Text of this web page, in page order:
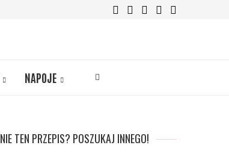
NAPOJE
NIE TEN PRZEPIS? POSZUKAJ INNEGO!